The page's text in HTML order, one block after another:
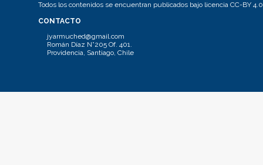
Todos los contenidos se encuentran publicados bajo licencia CC-BY 4.0
CONTACTO
jyarmuched@gmail.com
Román Díaz N°205 Of. 401.
Providencia, Santiago, Chile